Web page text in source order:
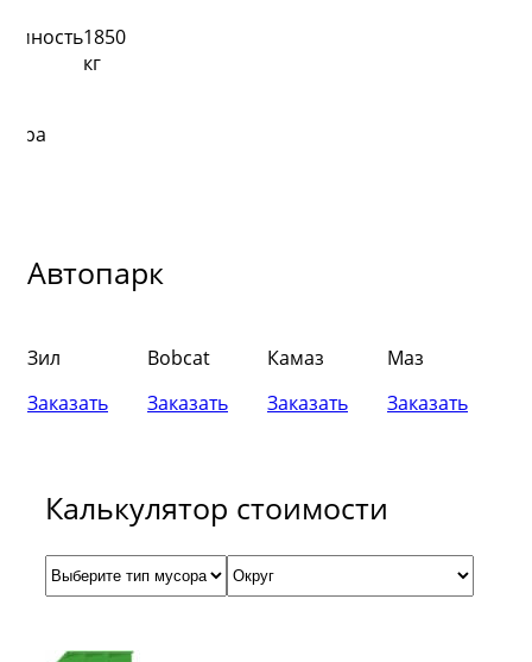
1850
кг
Автопарк
Зил
Заказать
Bobcat
Заказать
Камаз
Заказать
Маз
Заказать
Калькулятор стоимости